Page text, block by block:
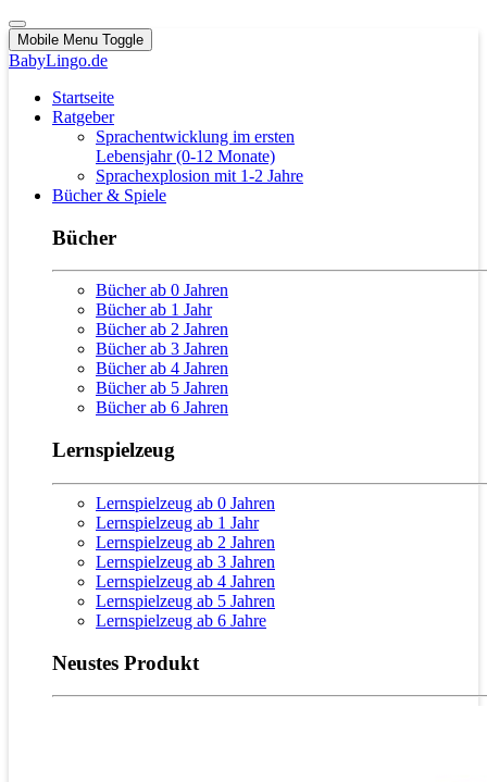
Mobile Menu Toggle
BabyLingo.de
Startseite
Ratgeber
Sprachentwicklung im ersten
Lebensjahr (0-12 Monate)
Sprachexplosion mit 1-2 Jahre
Bücher & Spiele
Bücher
Bücher ab 0 Jahren
Bücher ab 1 Jahr
Bücher ab 2 Jahren
Bücher ab 3 Jahren
Bücher ab 4 Jahren
Bücher ab 5 Jahren
Bücher ab 6 Jahren
Lernspielzeug
Lernspielzeug ab 0 Jahren
Lernspielzeug ab 1 Jahr
Lernspielzeug ab 2 Jahren
Lernspielzeug ab 3 Jahren
Lernspielzeug ab 4 Jahren
Lernspielzeug ab 5 Jahren
Lernspielzeug ab 6 Jahre
Neustes Produkt